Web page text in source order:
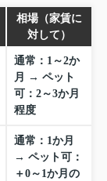
相場（家賃に
対して）
通常：1～2か
月 → ペット
可：2～3か月
程度
通常：1か月
→ ペット可：
＋0～1か月の